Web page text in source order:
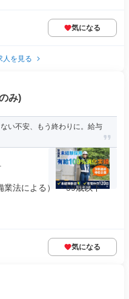
気になる
人を見る
み)
い不安、もう終わりに。給与
業法による） ・59歳以下
気になる